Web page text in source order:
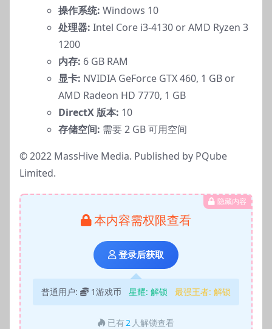
操作系统: Windows 10
处理器: Intel Core i3-4130 or AMD Ryzen 3
1200
内存: 6 GB RAM
显卡: NVIDIA GeForce GTX 460, 1 GB or
AMD Radeon HD 7770, 1 GB
DirectX 版本: 10
存储空间: 需要 2 GB 可用空间
©️ 2022 MassHive Media. Published by PQube
Limited.
隐藏内容
本内容需权限查看
登录后获取
普通用户: 1游戏币 星耀: 解锁 最强王者: 解锁
已有 2 人解锁查看